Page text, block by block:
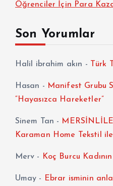
Öğrenciler İçin Para
Son Yorumlar
Halil ibrahim akın - Türk
Hasan - Manifest Grubu
“Hayasızca Hareketler”
Sinem Tan -
Karaman Home Tekstil
Merv - Koç Burcu
Umay -
Ebrar isminin